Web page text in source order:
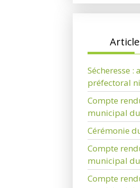
Sécheresse :
préfectoral
Compte
municipal
Cérémonie
Compte
municipal
Compte